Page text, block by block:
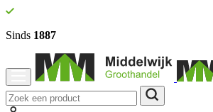
Sinds 1887